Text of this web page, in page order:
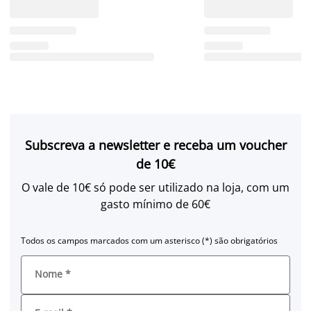
Subscreva a newsletter e receba um voucher
de 10€
O vale de 10€ só pode ser utilizado na loja, com um
gasto mínimo de 60€
Todos os campos marcados com um asterisco (*) são obrigatórios
Nome *